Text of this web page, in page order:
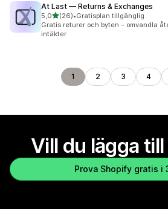
At Last — Returns & Exchanges
5,0av 5 stjärnor
(26)
26 recensioner totalt
•Gratisplan tillgänglig
Gratis returer och byten – omvandla
intäkter
1 2 3 4
Vill du lägga
Prova Shopify gratis i